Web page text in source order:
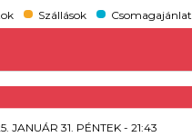
Szállások Csomagajánlat
JANUÁR 31. PÉNTEK - 21:43